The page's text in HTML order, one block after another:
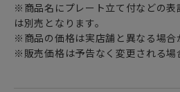
そして食洗機や電子レンジ対応と
ーズです。
日本人の食卓になじむ、和洋中問わ
※商品名にプレート立て付などの表
は別売となります。
※商品の価格は実店舗と異なる場合
※販売価格は予告なく変更される場